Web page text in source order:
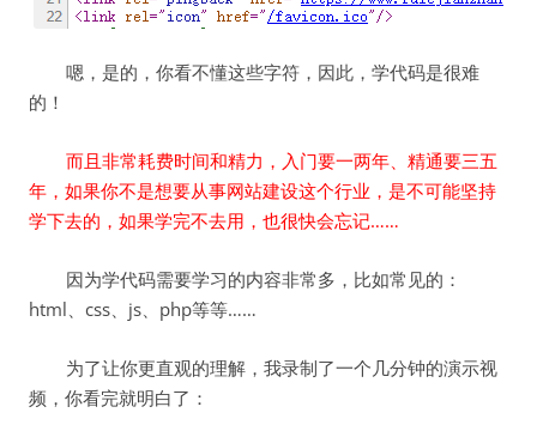
嗯，是的，你看不懂这些字符，因此，学代码是很难
的！
而且非常耗费时间和精力，入门要一两年、精通要三五
年，如果你不是想要从事网站建设这个行业，是不可能坚持
学下去的，如果学完不去用，也很快会忘记……
因为学代码需要学习的内容非常多，比如常见的：
html、css、js、php等等……
为了让你更直观的理解，我录制了一个几分钟的演示视
频，你看完就明白了：